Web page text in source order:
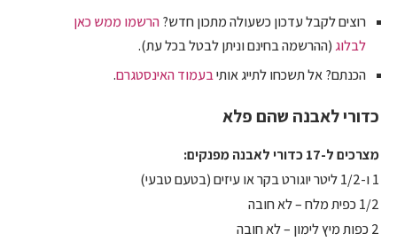
רוצים לקבל עדכון כשעולה מתכון חדש?הרשמו ממש כאן
לבלוג(ההרשמה בחינם וניתן לבטל בכל עת).
הכנתם? אל תשכחו לתייג אותיבעמוד האינסטגרם.
כדורי לאבנה שהם פלא
מצרכים ל-17 כדורי לאבנה מפנקים:
1 ו-1/2 ליטר יוגורט בקר או עיזים (בטעם טבעי)
1/2 כפית מלח – לא חובה
2 כפות מיץ לימון – לא חובה